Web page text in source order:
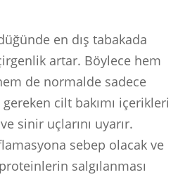
en dış tabakada
artar. Böylece hem
de normalde sadece
cilt bakımı içerikleri
sinir uçlarını uyarır.
sebep olacak ve
salgılanması